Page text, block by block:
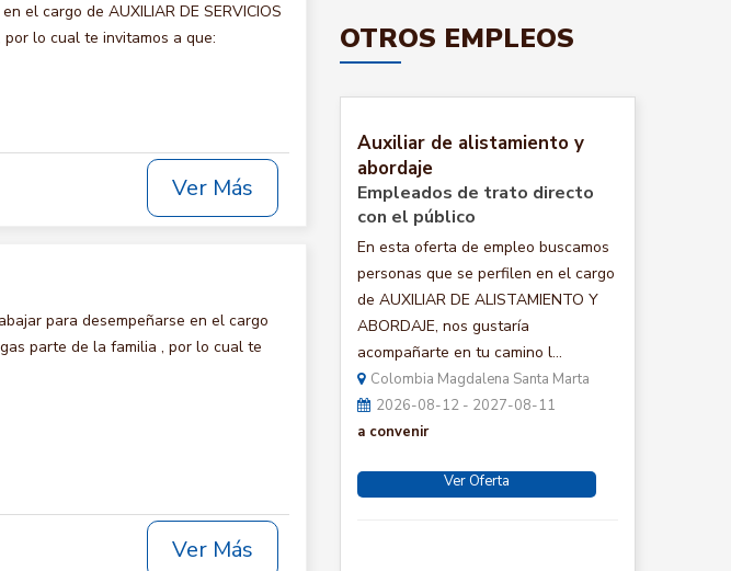
el cargo de AUXILIAR DE SERVICIOS
por lo cual te invitamos a que:
Ver Más
para desempeñarse en el cargo
parte de la familia , por lo cual te
Ver Más
OTROS EMPLEOS
Auxiliar de alistamiento y
abordaje
Empleados de trato directo
con el público
En esta oferta de empleo buscamos
personas que se perfilen en el cargo
de AUXILIAR DE ALISTAMIENTO Y
ABORDAJE, nos gustaría
acompañarte en tu camino l...
Colombia Magdalena Santa Marta
2026-08-12 - 2027-08-11
a convenir
Ver Oferta